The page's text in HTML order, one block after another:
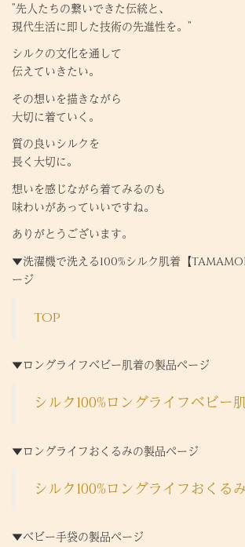
”先人たちの繋いできた伝統と、
現代生活に即した技術の先進性を。”
シルクの文化を通して
伝えていきたい。
その想いを描きながら
大切に着ていく。
質の良いシルクを
長く大切に。
想いを感じながら着てみるのも
味わいがあっていいですね。
ありがとうございます。
▼洗濯機で洗える100%シルク肌着【
ージ
top
▼ロングライフベビー肌着の製品ページ
シルク100%ロングライフベビー
▼ロングライフおくるみの製品ページ
シルク100%ロングライフおくるみ
▼ベビー手袋の製品ページ